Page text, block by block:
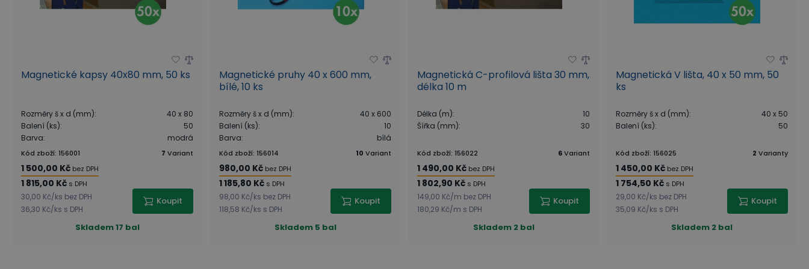
Magnetické kapsy 40x80 mm, 50 ks
Rozměry š x d (mm):
40 x 80
Balení (ks):
50
Barva: modrá
Kód zboží: 156001 7 Variant
1 500,00 Kč bez DPH
1 815,00 Kč s DPH
30,00 Kč/ks bez DPH
36,30 Kč/ks s DPH
Koupit
Skladem17 bal
Magnetické pruhy 40 x 600 mm,
bílé, 10 ks
Rozměry š x d (mm):
40 x 600
Balení (ks):
10
Barva: bílá
Kód zboží:156014 10 Variant
980,00 Kč bez DPH
1 185,80 Kč s DPH
98,00 Kč/ks bez DPH
118,58 Kč/ks s DPH
Koupit
Skladem 5 bal
Magnetická C-profilová lišta 30 mm,
délka 10 m
Délka (m):
10
Šířka (mm): 30
Kód zboží:156022 6 Variant
1 490,00 Kč bez DPH
1 802,90 Kč s DPH
149,00 Kč/m bez DPH
180,29 Kč/m s DPH
Koupit
Skladem 2 bal
Magnetická V lišta, 40 x 50 mm, 50
ks
Rozměry š x d (mm):
40 x 50
Balení (ks): 50
Kód zboží: 156025 2 Varianty
1 450,00 Kč bez DPH
1 754,50 Kč s DPH
29,00 Kč/ks bez DPH
35,09 Kč/ks s DPH
Koupit
Skladem 2 bal